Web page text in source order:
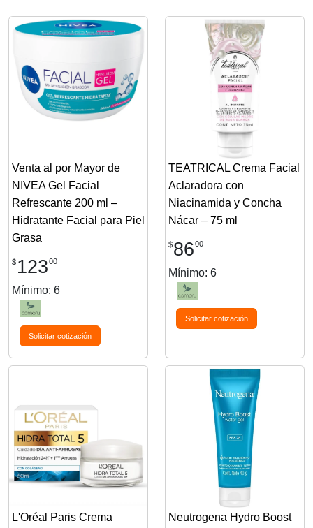
Venta al por Mayor de
NIVEA Gel Facial
Refrescante 200 ml –
Hidratante Facial para Piel
Grasa
$ 12300
Mínimo: 6
Solicitar cotización
TEATRICAL Crema Facial
Aclaradora con
Niacinamida y Concha
Nácar – 75 ml
$8600
Mínimo: 6
Solicitar cotización
L'Oréal Paris Crema
Neutrogena Hydro Boost